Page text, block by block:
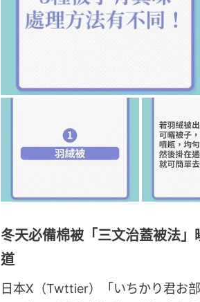
冬天必備棉被「三文治蓋被法
道
日本X（Twttier）「いちかり君お